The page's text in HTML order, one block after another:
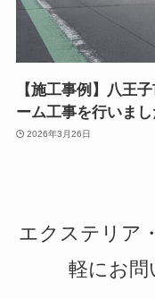
【施工事例】八王
ーム工事を行いま
2026年3月26日
エクステリア
軽にお問